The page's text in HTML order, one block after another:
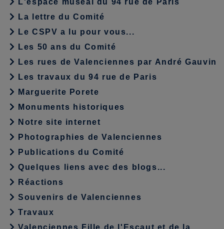
L'espace muséal du 94 rue de Paris
La lettre du Comité
Le CSPV a lu pour vous...
Les 50 ans du Comité
Les rues de Valenciennes par André Gauvin
Les travaux du 94 rue de Paris
Marguerite Porete
Monuments historiques
Notre site internet
Photographies de Valenciennes
Publications du Comité
Quelques liens avec des blogs...
Réactions
Souvenirs de Valenciennes
Travaux
Valenciennes Fille de l'Escaut et de la